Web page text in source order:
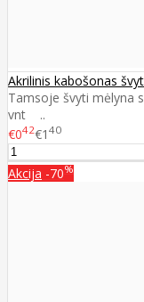
Akrilinis kabošonas
Tamsoje švyti mėlyna
vnt ..
€042€1 40
Akcija -70%